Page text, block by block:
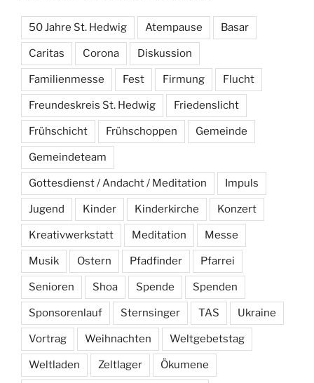
50 Jahre St. Hedwig Atempause Basar
Caritas Corona Diskussion
Familienmesse Fest Firmung Flucht
Freundeskreis St. Hedwig Friedenslicht
Frühschicht Frühschoppen Gemeinde
Gemeindeteam
Gottesdienst / Andacht / Meditation Impuls
Jugend Kinder Kinderkirche Konzert
Kreativwerkstatt Meditation Messe
Musik Ostern Pfadfinder Pfarrei
Senioren Shoa Spende Spenden
Sponsorenlauf Sternsinger TAS Ukraine
Vortrag Weihnachten Weltgebetstag
Weltladen Zeltlager Ökumene